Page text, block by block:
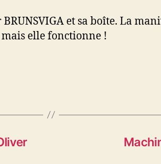
et sa boîte. La
elle fonctionne !